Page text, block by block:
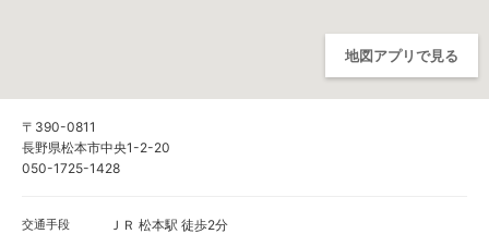
地図アプリで見る
〒390-0811
長野県松本市中央1-2-20
050-1725-1428
交通手段 ＪＲ 松本駅 徒歩2分